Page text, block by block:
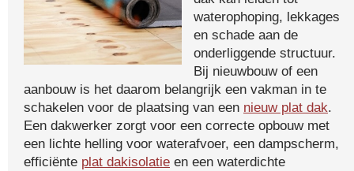
waterophoping, lekkages
en schade aan de
onderliggende structuur.
Bij nieuwbouw of een
aanbouw is het daarom belangrijk een vakman in te
schakelen voor de plaatsing van een nieuw plat dak.
Een dakwerker zorgt voor een correcte opbouw met
een lichte helling voor waterafvoer, een dampscherm,
efficiënte plat dakisolatie en een waterdichte